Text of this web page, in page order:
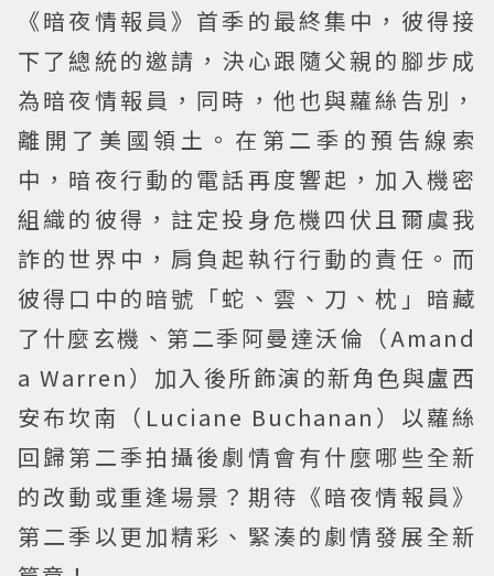
《暗夜情報員》首季的最終集中，彼得接
下了總統的邀請，決心跟隨父親的腳步成
為暗夜情報員，同時，他也與蘿絲告別，
離開了美國領土。在第二季的預告線索
中，暗夜行動的電話再度響起，加入機密
組織的彼得，註定投身危機四伏且爾虞我
詐的世界中，肩負起執行行動的責任。而
彼得口中的暗號「蛇、雲、刀、枕」暗藏
了什麼玄機、第二季阿曼達沃倫（Amand
a Warren）加入後所飾演的新角色與盧西
安布坎南（Luciane Buchanan）以蘿絲
回歸第二季拍攝後劇情會有什麼哪些全新
的改動或重逢場景？期待《暗夜情報員》
第二季以更加精彩、緊湊的劇情發展全新